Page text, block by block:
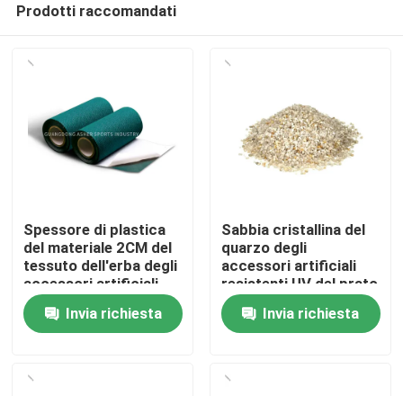
Casa.
Prodotti
Prodotti raccomandati
Spessore di plastica
del materiale 2CM del
tessuto dell'erba degli
accessori artificiali
verdi del prato inglese
Invia richiesta
Sabbia cristallina del
quarzo degli
accessori artificiali
resistenti UV del prato
inglese per fotografia
Invia richiesta